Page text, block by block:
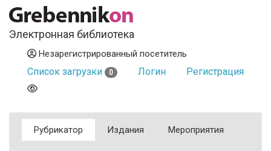
Электронная библиотека
Незарегистрированный посетитель
Список загрузки 0 Логин Регистрация
Рубрикатор Издания Мероприятия